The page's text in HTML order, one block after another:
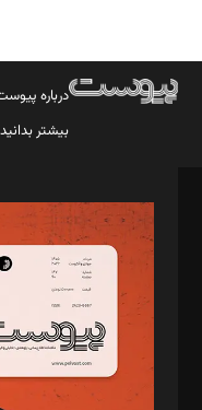
درباره
بیشتر بدانید
مدیر مسئول: محمدباقر
سردبیر: مهرک محمودی
دبیر تحریریه: میثم قاسمی
د‌بیر ناداستان: سمانه سمیع
د‌بیر خدمت و تجارت:
د‌بیر حقوق فناوری:
د‌بیر پیوست جهان: مینا پاکدل